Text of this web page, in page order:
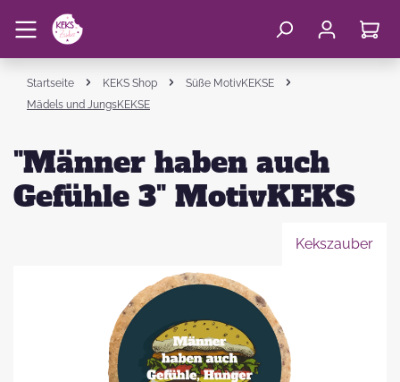
Startseite KEKS Shop
Süße MotivKEKSE
Mädels und JungsKEKSE
"Männer haben auch
Gefühle 3" MotivKEKS
Kekszauber